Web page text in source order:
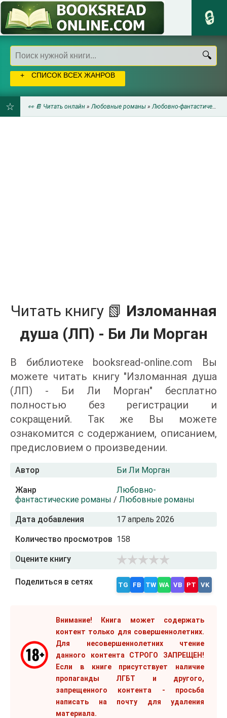
СПИСОК ВСЕХ ЖАНРОВ
👀 📔 Читать онлайн »Любовные романы »Любовно-фантастические романы
Читать книгу 📗 Изломанная
душа (ЛП) - Би Ли Морган
В библиотеке booksread-online.com Вы
можете читать книгу "Изломанная душа
(ЛП) - Би Ли Морган" бесплатно
полностью без регистрации и
сокращений. Так же Вы можете
ознакомится с содержанием, описанием,
предисловием о произведении.
Автор Би Ли Морган
Жанр
Любовно-
фантастические романы / Любовные романы
Дата добавления 17 апрель 2026
Количество просмотров 158
Оцените книгу
Поделиться в сетях TG FB TW WA VB PT VK
Внимание! Книга может содержать
контент только для совершеннолетних.
Для несовершеннолетних чтение
данного контента СТРОГО ЗАПРЕЩЕН!
Если в книге присутствует наличие
пропаганды ЛГБТ и другого,
запрещенного контента - просьба
написать на почту для удаления
материала.